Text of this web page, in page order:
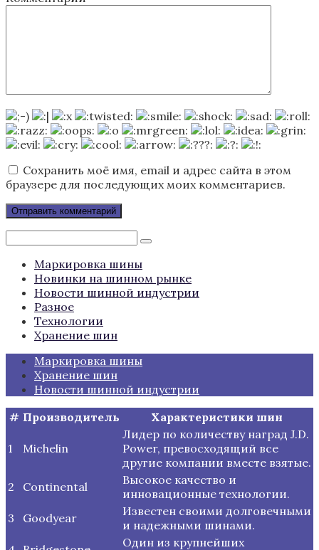
Сохранить моё имя, email и адрес сайта в этом
браузере для последующих моих комментариев.
Поиск:
Маркировка шины
Новинки на шинном рынке
Новости шинной индустрии
Разное
Технологии
Хранение шин
Маркировка шины
Хранение шин
Новости шинной индустрии
# Производитель Характеристики шин
1 Michelin
Лидер по количеству наград J.D.
Power, превосходящий все
другие компании вместе взятые.
2
Continental
Высокое качество и
инновационные технологии.
3
Goodyear
Известен своими долговечными
и надежными шинами.
Один из крупнейших